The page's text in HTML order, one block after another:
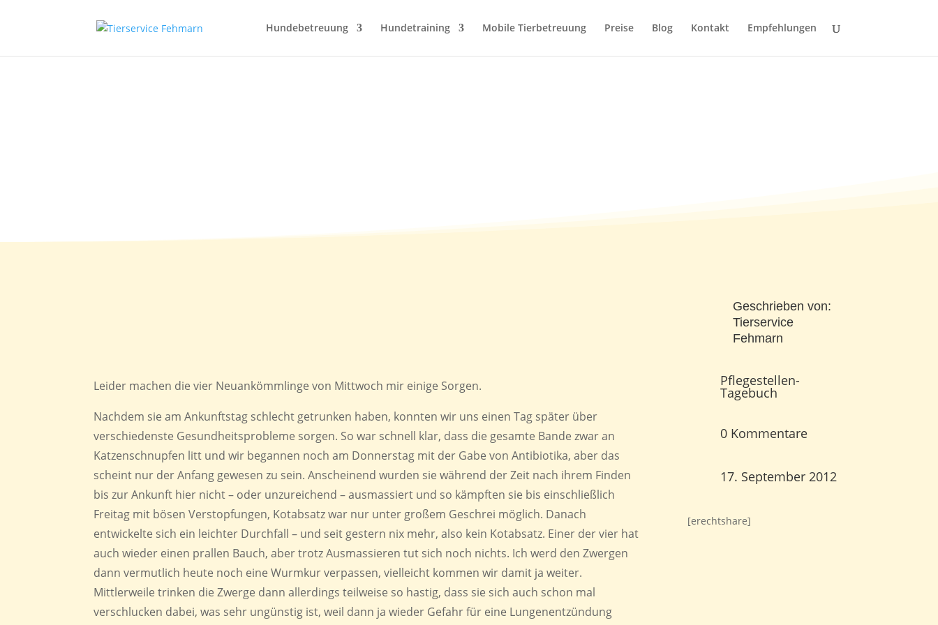
Hundebetreuung Hundetraining Mobile Tierbetreuung Preise Blog Kontakt Empfehlungen
Leider machen die vier Neuankömmlinge von Mittwoch mir einige Sorgen.
Nachdem sie am Ankunftstag schlecht getrunken haben, konnten wir uns einen Tag später über
verschiedenste Gesundheitsprobleme sorgen. So war schnell klar, dass die gesamte Bande zwar an
Katzenschnupfen litt und wir begannen noch am Donnerstag mit der Gabe von Antibiotika, aber das
scheint nur der Anfang gewesen zu sein. Anscheinend wurden sie während der Zeit nach ihrem Finden
bis zur Ankunft hier nicht – oder unzureichend – ausmassiert und so kämpften sie bis einschließlich
Freitag mit bösen Verstopfungen, Kotabsatz war nur unter großem Geschrei möglich. Danach
entwickelte sich ein leichter Durchfall – und seit gestern nix mehr, also kein Kotabsatz. Einer der vier hat
auch wieder einen prallen Bauch, aber trotz Ausmassieren tut sich noch nichts. Ich werd den Zwergen
dann vermutlich heute noch eine Wurmkur verpassen, vielleicht kommen wir damit ja weiter.
Mittlerweile trinken die Zwerge dann allerdings teilweise so hastig, dass sie sich auch schon mal
verschlucken dabei, was sehr ungünstig ist, weil dann ja wieder Gefahr für eine Lungenentzündung
Geschrieben von:
Tierservice
Fehmarn
Pflegestellen-
Tagebuch
0 Kommentare
17. September 2012
[erechtshare]